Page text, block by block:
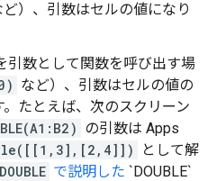
ど）、引数はセルの値になり
引数として関数を呼び出す場
など）、引数はセルの値の
たとえば、次のスクリーン
の引数は Apps
として解
DOUBLE で説明した `DOUBLE`